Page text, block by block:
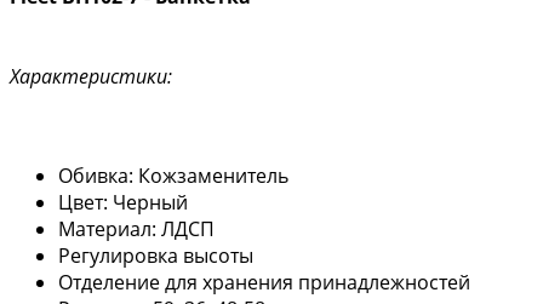
Характеристики:
Обивка: Кожзаменитель
Цвет: Черный
Материал: ЛДСП
Регулировка высоты
Отделение для хранения принадлежностей